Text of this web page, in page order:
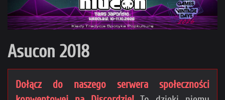
Asucon 2018
Dołącz do naszego serwera społeczności